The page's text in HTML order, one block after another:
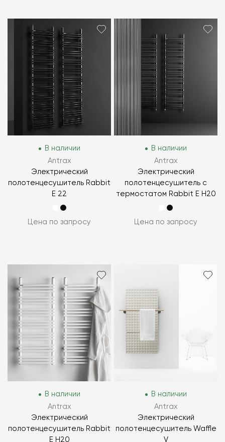
В наличии
Antrax
Электрический
полотенцесушитель Rabbit
E 22
Цена по запросу
В наличии
Antrax
Электрический
полотенцесушитель с
термостатом Rabbit E H20
Цена по запросу
В наличии
Antrax
Электрический
полотенцесушитель Rabbit
E H20
В наличии
Antrax
Электрический
полотенцесушитель Waffle
V